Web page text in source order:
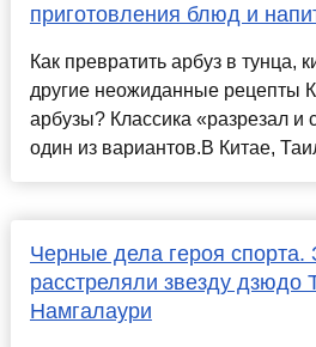
приготовления блюд и
Как превратить арбуз в тунца,
другие неожиданные рецепты
арбузы? Классика «разрезал
один из вариантов.В Китае,
Черные дела героя спорта.
расстреляли звезду дзюдо
Намгалаури